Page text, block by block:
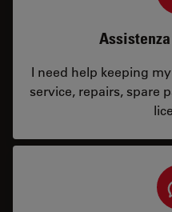
I need help keeping
service, repairs, spare